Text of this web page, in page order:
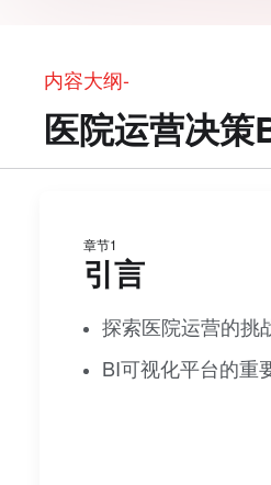
内容大纲-
医院运营决策
章节1
引言
探索医院运营的挑
BI可视化平台的重